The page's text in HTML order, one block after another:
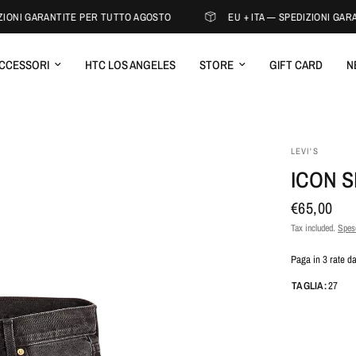
GARANTITE PER TUTTO AGOSTO EU + ITA — SPEDIZIONI
HTC LOS ANGELES STORE GIFT CARD
LEVI'S
ICON
€65,00
Tax included.
Paga in 3 rate da
TAGLIA:27